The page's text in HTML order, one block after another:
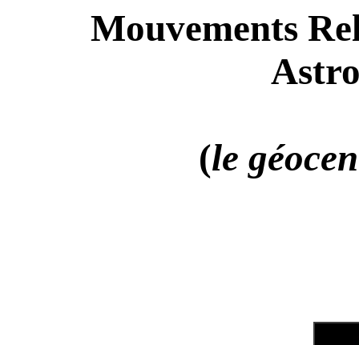
Mouvements
(le